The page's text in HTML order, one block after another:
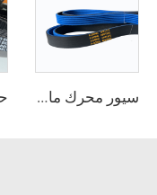
سيور محرك ماتيز PK 4pk720 لشيفروليه دايو مصنوعة في كوريا